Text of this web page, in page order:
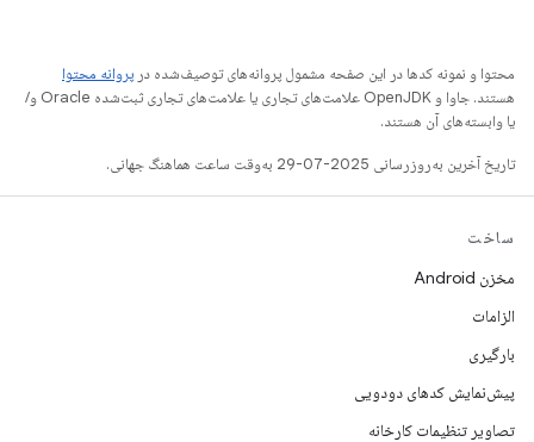
محتوا و نمونه کدها در این صفحه مشمول پروانه‌های توصیف‌شده در پروانه محتوا
هستند. جاوا و OpenJDK علامت‌های تجاری یا علامت‌های تجاری ثبت‌شده Oracle و/
یا وابسته‌های آن هستند.
تاریخ آخرین به‌روزرسانی 2025-07-29 به‌وقت ساعت هماهنگ جهانی.
ساخت
مخزن Android
الزامات
بارگیری
پیش‌نمایش کدهای دودویی
تصاویر تنظیمات کارخانه